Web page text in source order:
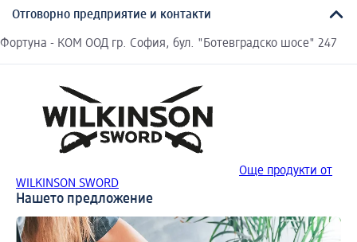
Отговорно предприятие и контакти
Фортуна - КОМ ООД гр. София, бул. "Ботевградско шосе" 247
Още продукти от
WILKINSON SWORD
Нашето предложение